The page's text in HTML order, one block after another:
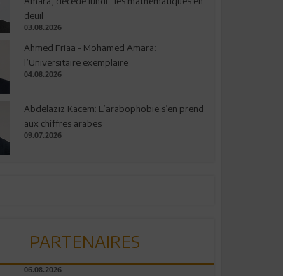
deuil
03.08.2026
Ahmed Friaa - Mohamed Amara:
l’Universitaire exemplaire
04.08.2026
Abdelaziz Kacem: L’arabophobie s’en prend
aux chiffres arabes
09.07.2026
PARTENAIRES
06.08.2026